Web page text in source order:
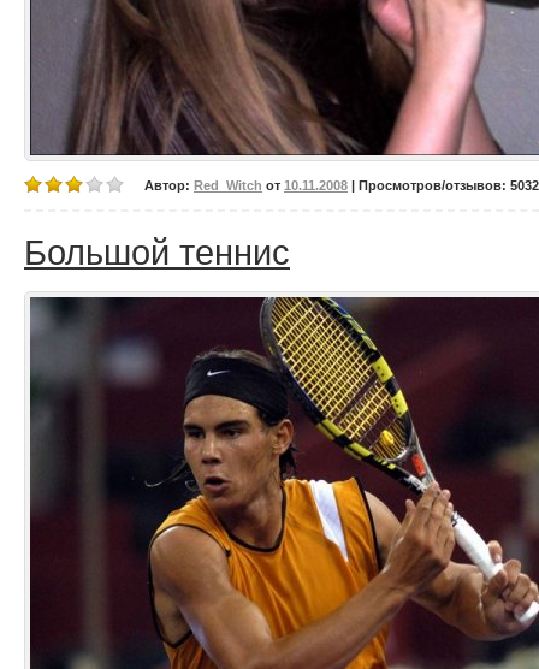
Автор: Red_Witch от 10.11.2008 | Просмотров/отзывов:
Большой теннис